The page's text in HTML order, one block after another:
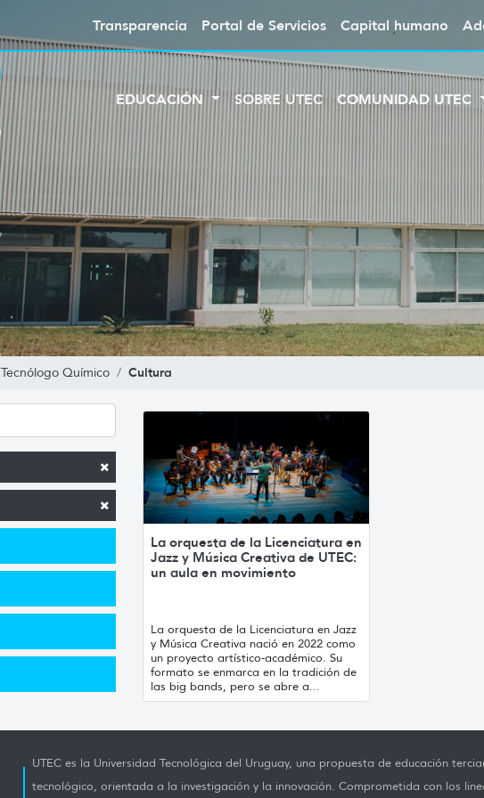
Transparencia Portal de Servicios Capital humano
EDUCACIÓN SOBRE UTEC COMUNIDAD UTEC
Tecnólogo Químico Cultura
La orquesta de la Licenciatura en
Jazz y Música Creativa de UTEC:
un aula en movimiento
La orquesta de la Licenciatura en Jazz
y Música Creativa nació en 2022 como
un proyecto artístico-académico. Su
formato se enmarca en la tradición de
las big bands, pero se abre a...
UTEC es la Universidad Tecnológica del Uruguay, una propuesta de educación
tecnológico, orientada a la investigación y la innovación. Comprometida con los